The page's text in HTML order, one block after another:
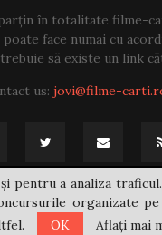
în totalitate filme-
face numai cu
să existe un link
us: jovi@filme-
@2021 - filme-carti.ro
a analiza
organizate
OK Aflați mai